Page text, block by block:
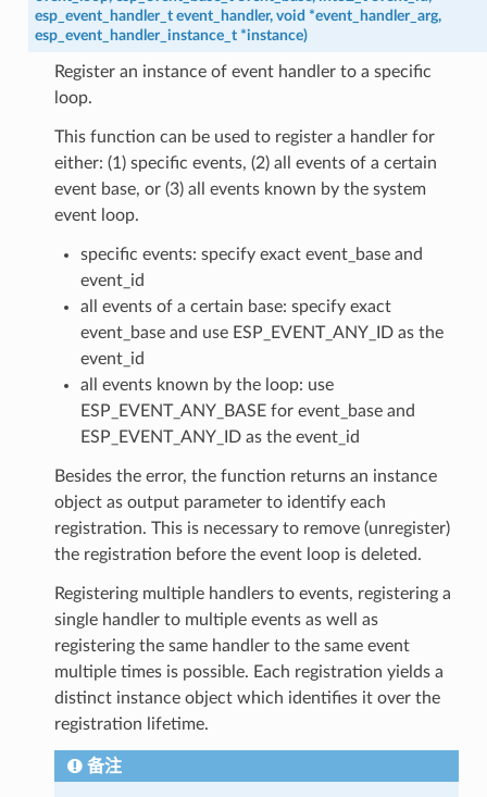
esp_event_handler_t event_handler, void *event_handler_arg,
esp_event_handler_instance_t *instance)
Register an instance of event handler to a specific
loop.
This function can be used to register a handler for
either: (1) specific events, (2) all events of a certain
event base, or (3) all events known by the system
event loop.
specific events: specify exact event_base and
event_id
all events of a certain base: specify exact
event_base and use ESP_EVENT_ANY_ID as the
event_id
all events known by the loop: use
ESP_EVENT_ANY_BASE for event_base and
ESP_EVENT_ANY_ID as the event_id
Besides the error, the function returns an instance
object as output parameter to identify each
registration. This is necessary to remove (unregister)
the registration before the event loop is deleted.
Registering multiple handlers to events, registering a
single handler to multiple events as well as
registering the same handler to the same event
multiple times is possible. Each registration yields a
distinct instance object which identifies it over the
registration lifetime.
备注